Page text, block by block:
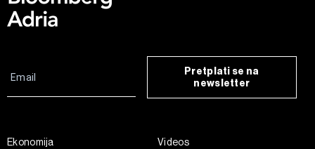
Pretplati se na
newsletter
Ekonomija
Videos